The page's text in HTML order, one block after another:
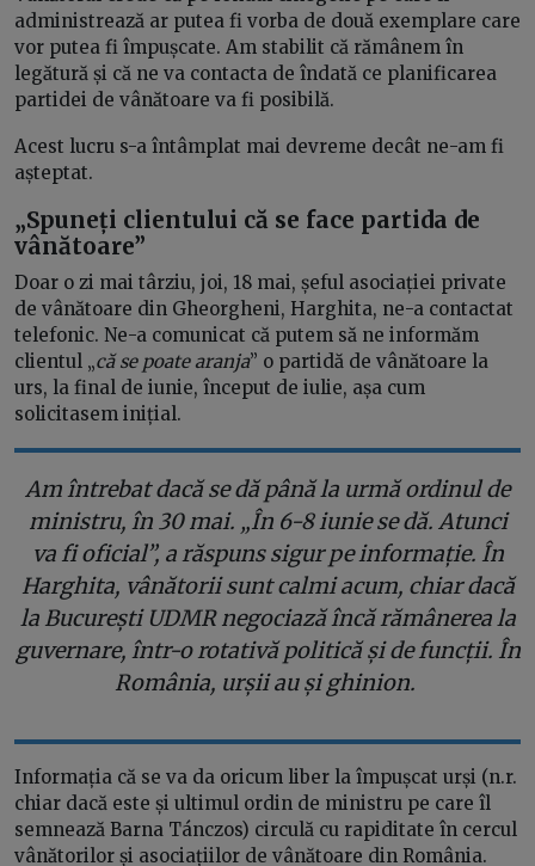
administrează ar putea fi vorba de două exemplare care
vor putea fi împușcate. Am stabilit că rămânem în
legătură și că ne va contacta de îndată ce planificarea
partidei de vânătoare va fi posibilă.
Acest lucru s-a întâmplat mai devreme decât ne-am fi
așteptat.
„Spuneți clientului că se face partida de
vânătoare”
Doar o zi mai târziu, joi, 18 mai, șeful asociației private
de vânătoare din Gheorgheni, Harghita, ne-a contactat
telefonic. Ne-a comunicat că putem să ne informăm
clientul „că se poate aranja” o partidă de vânătoare la
urs, la final de iunie, început de iulie, așa cum
solicitasem inițial.
Am întrebat dacă se dă până la urmă ordinul de
ministru, în 30 mai. „În 6-8 iunie se dă. Atunci
va fi oficial”, a răspuns sigur pe informație. În
Harghita, vânătorii sunt calmi acum, chiar dacă
la București UDMR negociază încă rămânerea la
guvernare, într-o rotativă politică și de funcții. În
România, urșii au și ghinion.
Informația că se va da oricum liber la împușcat urși (n.r.
chiar dacă este și ultimul ordin de ministru pe care îl
semnează Barna Tánczos) circulă cu rapiditate în cercul
vânătorilor și asociațiilor de vânătoare din România.